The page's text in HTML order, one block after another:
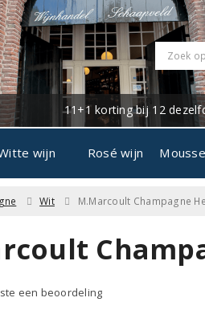
11+1 korting bij 12
wijn Rosé wijn
Wit M.Marcoult Champagne
een beoordeling